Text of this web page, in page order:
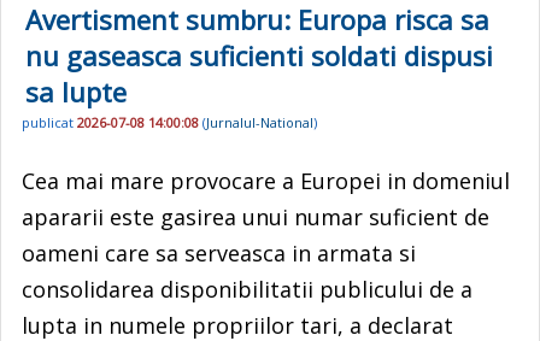
Avertisment sumbru: Europa risca sa
nu gaseasca suficienti soldati dispusi
sa lupte
publicat 2026-07-08 14:00:08 (Jurnalul-National)
Cea mai mare provocare a Europei in domeniul
apararii este gasirea unui numar suficient de
oameni care sa serveasca in armata si
consolidarea disponibilitatii publicului de a
lupta in numele propriilor tari, a declarat